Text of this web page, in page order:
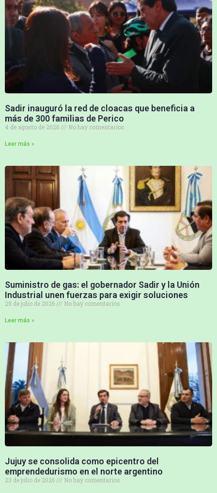
Sadir inauguró la red de cloacas que beneficia a
más de 300 familias de Perico
4 de agosto de 2026 No hay comentarios
Leer más »
Suministro de gas: el gobernador Sadir y la Unión
Industrial unen fuerzas para exigir soluciones
29 de julio de 2026 No hay comentarios
Leer más »
Jujuy se consolida como epicentro del
emprendedurismo en el norte argentino
23 de julio de 2026 No hay comentarios